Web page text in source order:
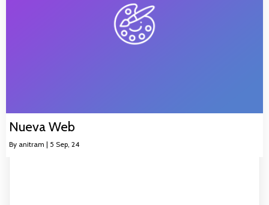
Nueva Web
By anitram | 5 Sep, 24